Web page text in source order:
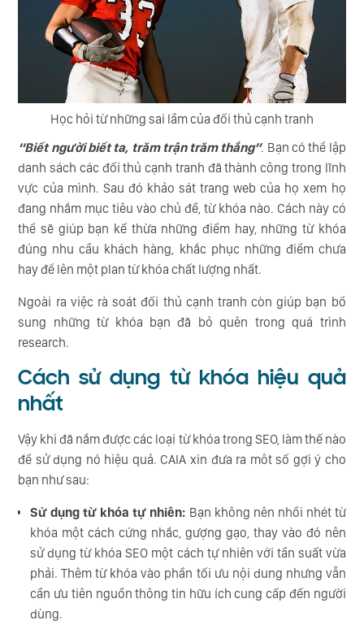
Học hỏi từ những sai lầm của đối thủ cạnh tranh
“Biết người biết ta, trăm trận trăm thắng”. Bạn có thể lập
danh sách các đối thủ cạnh tranh đã thành công trong lĩnh
vực của mình. Sau đó khảo sát trang web của họ xem họ
đang nhắm mục tiêu vào chủ đề, từ khóa nào. Cách này có
thể sẽ giúp bạn kế thừa những điểm hay, những từ khóa
đúng nhu cầu khách hàng, khắc phục những điểm chưa
hay để lên một plan từ khóa chất lượng nhất.
Ngoài ra việc rà soát đối thủ cạnh tranh còn giúp bạn bổ
sung những từ khóa bạn đã bỏ quên trong quá trình
research.
Cách sử dụng từ khóa hiệu quả
nhất
Vậy khi đã nắm được các loại từ khóa trong SEO, làm thế nào
để sử dụng nó hiệu quả. CAIA xin đưa ra môt số gợi ý cho
bạn như sau:
Sử dụng từ khóa tự nhiên: Bạn không nên nhồi nhét từ
khóa một cách cứng nhắc, gượng gạo, thay vào đó nên
sử dụng từ khóa SEO một cách tự nhiên với tần suất vừa
phải. Thêm từ khóa vào phần tối ưu nội dung nhưng vẫn
cần ưu tiên nguồn thông tin hữu ích cung cấp đến người
dùng.